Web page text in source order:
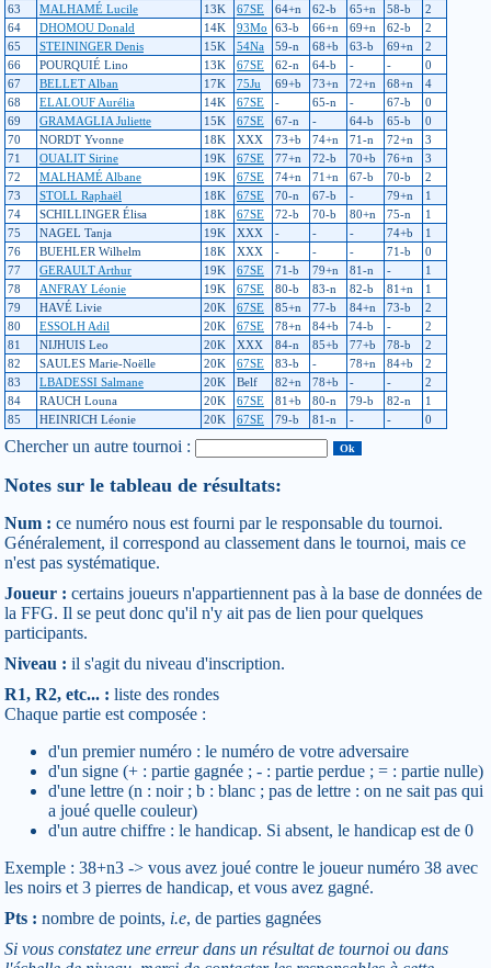
63
MALHAMÉ Lucile 13K 67SE 64+n 62-b 65+n 58-b
2
64
DHOMOU Donald 14K 93Mo 63-b 66+n 69+n 62-b
2
65
STEININGER Denis 15K 54Na 59-n 68+b 63-b 69+n
2
66
POURQUIÉ Lino 13K 67SE 62-n 64-b - -
0
67
BELLET Alban 17K 75Ju 69+b 73+n 72+n 68+n
4
68
ELALOUF Aurélia 14K 67SE - 65-n - 67-b
0
69
GRAMAGLIA Juliette 15K 67SE 67-n - 64-b 65-b
0
70
NORDT Yvonne 18K XXX 73+b 74+n 71-n 72+n
3
71
OUALIT Sirine 19K 67SE 77+n 72-b 70+b 76+n
3
72
MALHAMÉ Albane 19K 67SE 74+n 71+n 67-b 70-b
2
73
STOLL Raphaël 18K 67SE 70-n 67-b - 79+n
1
74
SCHILLINGER Élisa 18K 67SE 72-b 70-b 80+n 75-n
1
75
NAGEL Tanja 19K XXX - - - 74+b
1
76
BUEHLER Wilhelm 18K XXX - - - 71-b
0
77
GERAULT Arthur 19K 67SE 71-b 79+n 81-n -
1
78
ANFRAY Léonie 19K 67SE 80-b 83-n 82-b 81+n
1
79
HAVÉ Livie 20K 67SE 85+n 77-b 84+n 73-b
2
80
ESSOLH Adil 20K 67SE 78+n 84+b 74-b -
2
81
NIJHUIS Leo 20K XXX 84-n 85+b 77+b 78-b
2
82
SAULES Marie-Noëlle 20K 67SE 83-b - 78+n 84+b
2
83
LBADESSI Salmane 20K Belf 82+n 78+b - -
2
84
RAUCH Louna 20K 67SE 81+b 80-n 79-b 82-n
1
85
HEINRICH Léonie 20K 67SE 79-b 81-n - - 0
Chercher un autre tournoi :
Notes sur le tableau de résultats:
Num : ce numéro nous est fourni par le responsable du tournoi.
Généralement, il correspond au classement dans le tournoi, mais ce
n'est pas systématique.
Joueur : certains joueurs n'appartiennent pas à la base de données de
la FFG. Il se peut donc qu'il n'y ait pas de lien pour quelques
participants.
Niveau : il s'agit du niveau d'inscription.
R1, R2, etc... : liste des rondes
Chaque partie est composée :
d'un premier numéro : le numéro de votre adversaire
d'un signe (+ : partie gagnée ; - : partie perdue ; = : partie nulle)
d'une lettre (n : noir ; b : blanc ; pas de lettre : on ne sait pas qui
a joué quelle couleur)
d'un autre chiffre : le handicap. Si absent, le handicap est de 0
Exemple : 38+n3 -> vous avez joué contre le joueur numéro 38 avec
les noirs et 3 pierres de handicap, et vous avez gagné.
Pts : nombre de points, i.e, de parties gagnées
Si vous constatez une erreur dans un résultat de tournoi ou dans